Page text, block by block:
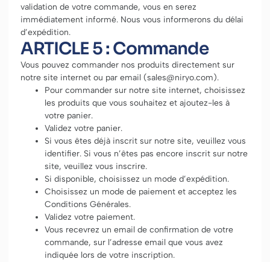
validation de votre commande, vous en serez
immédiatement informé. Nous vous informerons du délai
d’expédition.
ARTICLE 5 : Commande
Vous pouvez commander nos produits directement sur
notre site internet ou par email (sales@niryo.com).
Pour commander sur notre site internet, choisissez
les produits que vous souhaitez et ajoutez-les à
votre panier.
Validez votre panier.
Si vous êtes déjà inscrit sur notre site, veuillez vous
identifier. Si vous n’êtes pas encore inscrit sur notre
site, veuillez vous inscrire.
Si disponible, choisissez un mode d’expédition.
Choisissez un mode de paiement et acceptez les
Conditions Générales.
Validez votre paiement.
Vous recevrez un email de confirmation de votre
commande, sur l’adresse email que vous avez
indiquée lors de votre inscription.